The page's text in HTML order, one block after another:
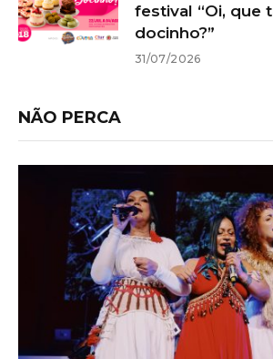
festival “Oi, que
docinho?”
31/07/2026
NÃO PERCA